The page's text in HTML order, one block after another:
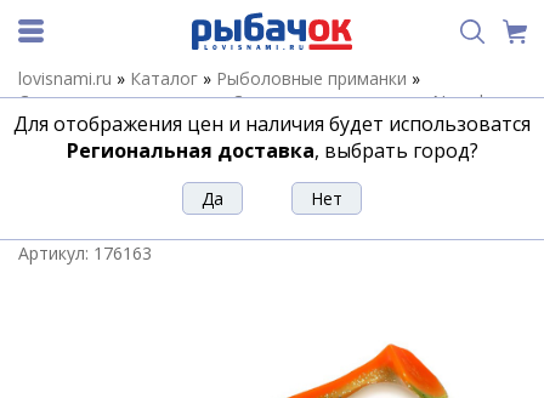
lovisnami.ru » Каталог » Рыболовные приманки »
Силиконовые приманки»Силиконовые приманки Narval»
Силиконовые приманки Narval Choppy Tail» Мягкие
приманки Narval Choppy Tail 16cm #023-Carrot
Мягкие приманки Narval Choppy Tail
16cm #023-Carrot
Артикул: 176163
Для отображения цен и наличия будет использоватся
Региональная доставка, выбрать город?